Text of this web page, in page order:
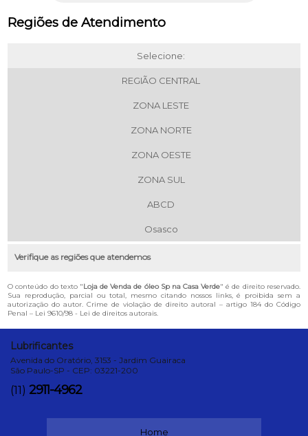
Regiões de Atendimento
Selecione:
REGIÃO CENTRAL
ZONA LESTE
ZONA NORTE
ZONA OESTE
ZONA SUL
ABCD
Osasco
Verifique as regiões que atendemos
O conteúdo do texto "Loja de Venda de óleo Sp na Casa Verde" é de direito reservado.
Sua reprodução, parcial ou total, mesmo citando nossos links, é proibida sem a
autorização do autor. Crime de violação de direito autoral – artigo 184 do Código
Penal – Lei 9610/98 - Lei de direitos autorais.
Lubrificantes
Avenida do Oratório, 3153 - Jardim Guairaca
São Paulo-SP - CEP: 03221-200
(11) 2911-4962
Home